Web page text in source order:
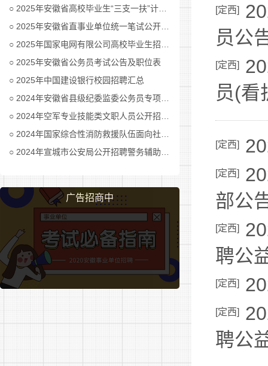
2025年安徽省高校毕业生“三支一扶”计划招募公告
2025年安徽省直事业单位统一笔试公开招聘工作人员公告
2025年国家电网有限公司高校毕业生招聘公告(第二批)汇总
2025年安徽省公务员考试公告及职位表
2025年中国建设银行校园招聘汇总
2024年安徽省县级纪委监委公务员专项招考公告及职位表汇总
2024年空军专业技能类文职人员公开招考公告
2024年国家综合性消防救援队伍面向社会招录消防员公告
2024年宣城市公安局公开招聘警务辅助人员公告
广告招商中
[定西]
员公
[定西]
员(看
[定西]
[定西]
部公
[定西]
聘公
[定西]
[定西]
聘公